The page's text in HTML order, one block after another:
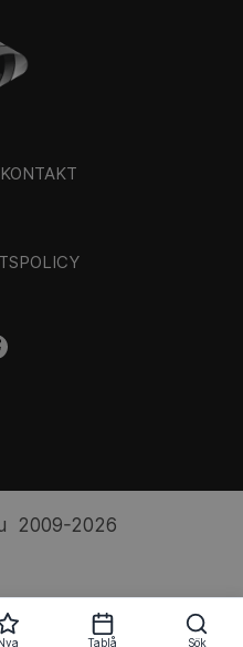
2009-2026
Tablå Sök